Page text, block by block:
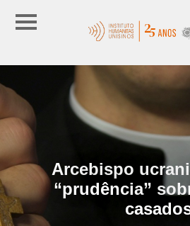
Arcebispo
“prudência”